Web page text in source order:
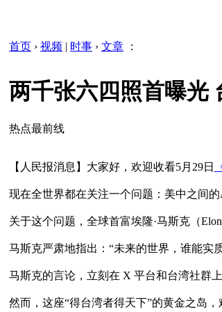
首页 › 视频 | 时事 › 文章 ：
两千张六四照首曝光
热点最前线
【人民报消息】大家好，欢迎收看5月29日
现在全世界都在关注一个问题：美中之间
关于这个问题，全球首富埃隆·马斯克（
马斯克严肃地指出：“未来的世界，谁能实
马斯克的言论，立刻在 X 平台和台湾社群
然而，这座“得台湾者得天下”的黄金之岛